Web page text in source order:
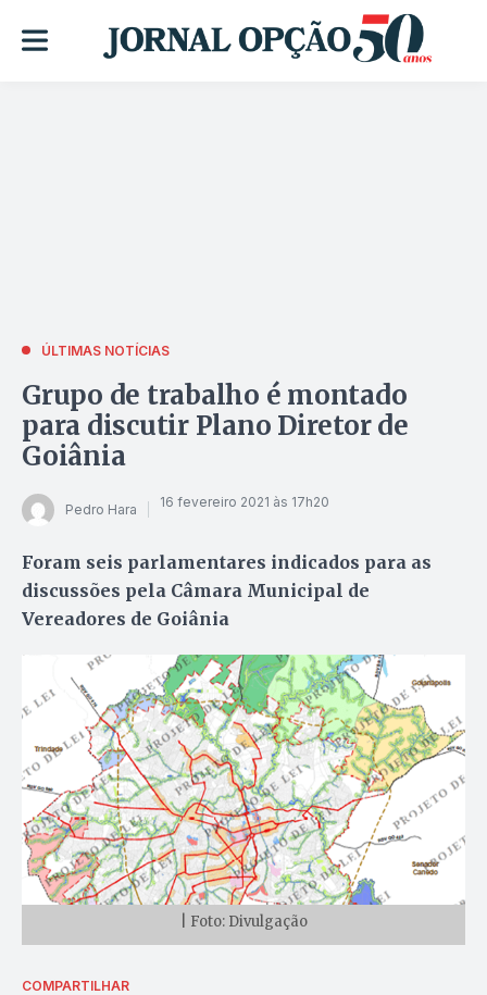
ÚLTIMAS NOTÍCIAS
Grupo de trabalho é montado
para discutir Plano Diretor de
Goiânia
Pedro Hara 16 fevereiro 2021 às 17h20
Foram seis parlamentares indicados para as
discussões pela Câmara Municipal de
Vereadores de Goiânia
| Foto: Divulgação
COMPARTILHAR